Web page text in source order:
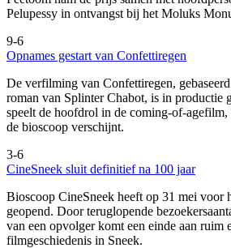
Pelupessy in ontvangst bij het Moluks
9-6
Opnames gestart van Confettiregen
De verfilming van Confettiregen,
roman van Splinter Chabot, is in productie
speelt de hoofdrol in de coming-of-
de bioscoop verschijnt.
3-6
CineSneek sluit definitief na 100 jaar
Bioscoop CineSneek heeft op 31 mei voor
geopend. Door teruglopende
van een opvolger komt een einde aan ruim
filmgeschiedenis in Sneek.